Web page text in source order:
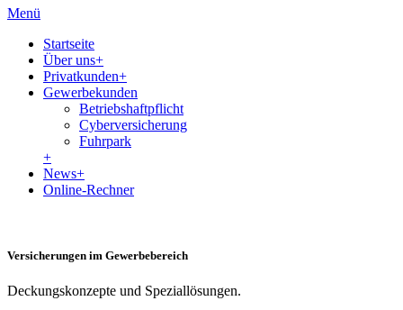
Menü
Startseite
Über uns+
Privatkunden+
Gewerbekunden
Betriebshaftpflicht
Cyberversicherung
Fuhrpark
+
News+
Online-Rechner
Versicherungen im Gewerbebereich
Deckungskonzepte und Speziallösungen.